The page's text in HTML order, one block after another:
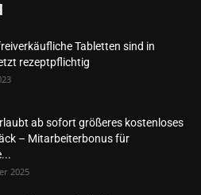
Tabletten sind in
rezeptpflichtig
ab sofort größeres kostenloses
– Mitarbeiterbonus für
2025